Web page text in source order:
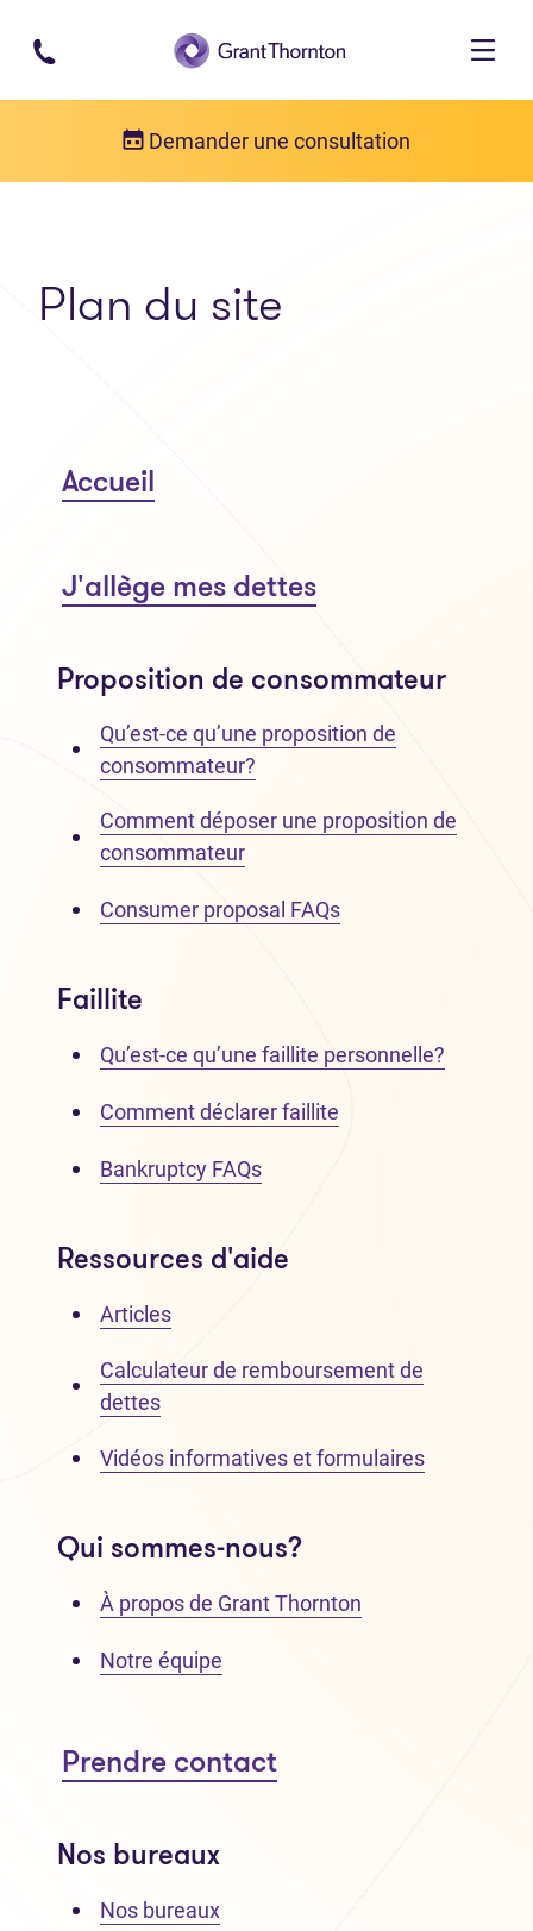
Passer au contenu principal
Demander une consultation
Plan du site
Accueil
J'allège mes dettes
Proposition de consommateur
Qu’est-ce qu’une proposition de
consommateur?
Comment déposer une proposition de
consommateur
Consumer proposal FAQs
Faillite
Qu’est-ce qu’une faillite personnelle?
Comment déclarer faillite
Bankruptcy FAQs
Ressources d'aide
Articles
Calculateur de remboursement de
dettes
Vidéos informatives et formulaires
Qui sommes-nous?
À propos de Grant Thornton
Notre équipe
Prendre contact
Nos bureaux
Nos bureaux